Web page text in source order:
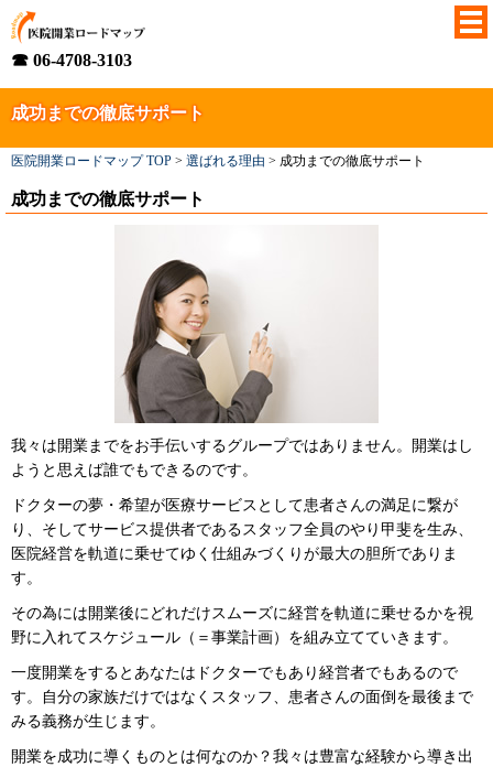
☎ 06-4708-3103
成功までの徹底サポート
医院開業ロードマップ TOP > 選ばれる理由 > 成功までの徹底サポート
成功までの徹底サポート
我々は開業までをお手伝いするグループではありません。開業はし
ようと思えば誰でもできるのです。
ドクターの夢・希望が医療サービスとして患者さんの満足に繋が
り、そしてサービス提供者であるスタッフ全員のやり甲斐を生み、
医院経営を軌道に乗せてゆく仕組みづくりが最大の胆所でありま
す。
その為には開業後にどれだけスムーズに経営を軌道に乗せるかを視
野に入れてスケジュール（＝事業計画）を組み立てていきます。
一度開業をするとあなたはドクターでもあり経営者でもあるので
す。自分の家族だけではなくスタッフ、患者さんの面倒を最後まで
みる義務が生じます。
開業を成功に導くものとは何なのか？我々は豊富な経験から導き出